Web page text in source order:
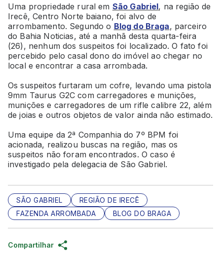
Uma propriedade rural em São Gabriel, na região de
Irecê, Centro Norte baiano, foi alvo de
arrombamento. Segundo o Blog do Braga, parceiro
do Bahia Noticias, até a manhã desta quarta-feira
(26), nenhum dos suspeitos foi localizado. O fato foi
percebido pelo casal dono do imóvel ao chegar no
local e encontrar a casa arrombada.
Os suspeitos furtaram um cofre, levando uma pistola
9mm Taurus G2C com carregadores e munições,
munições e carregadores de um rifle calibre 22, além
de joias e outros objetos de valor ainda não estimado.
Uma equipe da 2ª Companhia do 7º BPM foi
acionada, realizou buscas na região, mas os
suspeitos não foram encontrados. O caso é
investigado pela delegacia de São Gabriel.
SÃO GABRIEL
REGIÃO DE IRECÊ
FAZENDA ARROMBADA
BLOG DO BRAGA
Compartilhar